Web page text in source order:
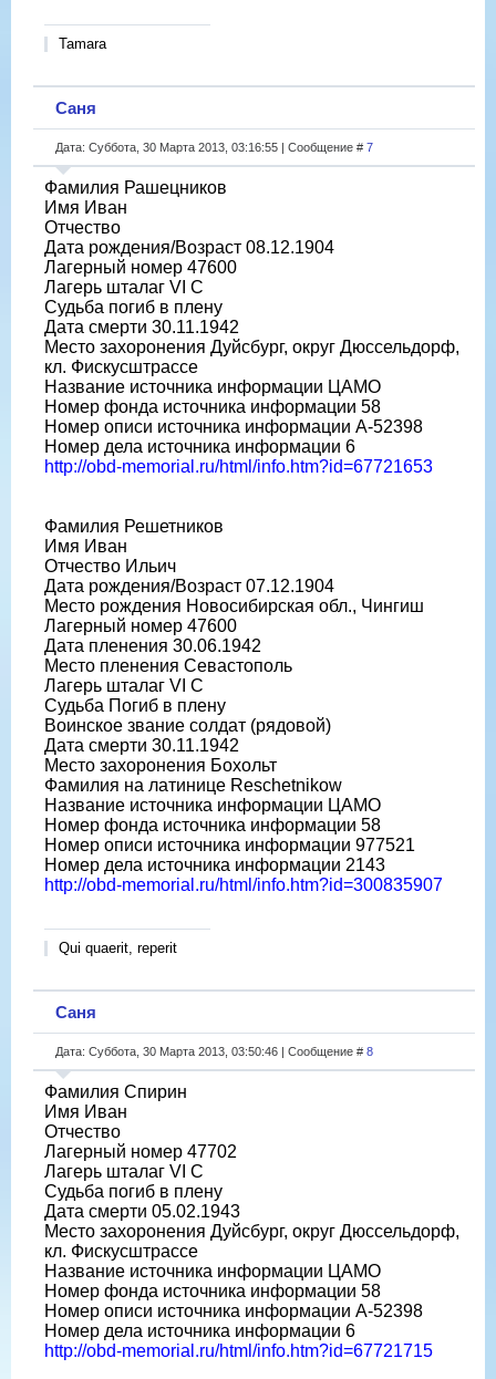
Tamara
Саня
Дата: Суббота, 30 Марта 2013, 03:16:55 | Сообщение # 7
Фамилия Рашецников
Имя Иван
Отчество
Дата рождения/Возраст 08.12.1904
Лагерный номер 47600
Лагерь шталаг VI C
Судьба погиб в плену
Дата смерти 30.11.1942
Место захоронения Дуйсбург, округ Дюссельдорф,
кл. Фискусштрассе
Название источника информации ЦАМО
Номер фонда источника информации 58
Номер описи источника информации A-52398
Номер дела источника информации 6
http://obd-memorial.ru/html/info.htm?id=67721653
Фамилия Решетников
Имя Иван
Отчество Ильич
Дата рождения/Возраст 07.12.1904
Место рождения Новосибирская обл., Чингиш
Лагерный номер 47600
Дата пленения 30.06.1942
Место пленения Севастополь
Лагерь шталаг VI C
Судьба Погиб в плену
Воинское звание солдат (рядовой)
Дата смерти 30.11.1942
Место захоронения Бохольт
Фамилия на латинице Reschetnikow
Название источника информации ЦАМО
Номер фонда источника информации 58
Номер описи источника информации 977521
Номер дела источника информации 2143
http://obd-memorial.ru/html/info.htm?id=300835907
Qui quaerit, reperit
Саня
Дата: Суббота, 30 Марта 2013, 03:50:46 | Сообщение # 8
Фамилия Спирин
Имя Иван
Отчество
Лагерный номер 47702
Лагерь шталаг VI C
Судьба погиб в плену
Дата смерти 05.02.1943
Место захоронения Дуйсбург, округ Дюссельдорф,
кл. Фискусштрассе
Название источника информации ЦАМО
Номер фонда источника информации 58
Номер описи источника информации A-52398
Номер дела источника информации 6
http://obd-memorial.ru/html/info.htm?id=67721715